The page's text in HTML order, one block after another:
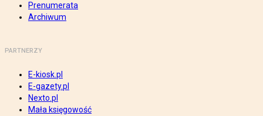
Prenumerata
Archiwum
PARTNERZY
E-kiosk.pl
E-gazety.pl
Nexto.pl
Mała księgowość